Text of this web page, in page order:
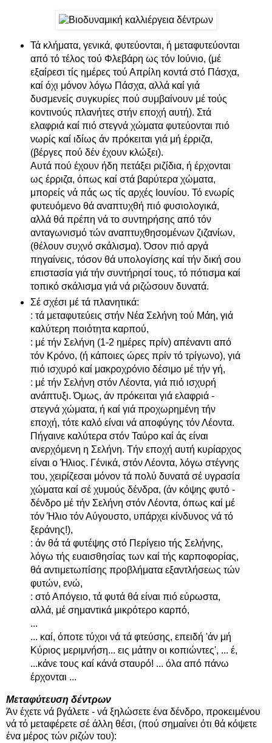
Τά κλήματα, γενικά, φυτεύονται, ή μεταφυτεύονται
από τό τέλος τού Φλεβάρη ως τόν Ιούνιο, (μέ
εξαίρεσι τίς ημέρες τού Απρίλη κοντά στό Πάσχα,
καί όχι μόνον λόγω Πάσχα, αλλά καί γιά
δυσμενείς συγκυρίες πού συμβαίνουν μέ τούς
κοντινούς πλανήτες στήν εποχή αυτή). Στά
ελαφριά καί πιό στεγνά χώματα φυτεύονται πιό
νωρίς καί ιδίως άν πρόκειται γιά μή έρριζα,
(βέργες πού δέν έχουν κλώξει).
Αυτά πού έχουν ήδη πετάξει ριζίδια, ή έρχονται
ως έρριζα, όπως καί στά βαρύτερα χώματα,
μπορείς νά πάς ως τίς αρχές Ιουνίου. Τό ενωρίς
φυτευόμενο θά αναπτυχθή πιό φυσιολογικά,
αλλά θά πρέπη νά το συντηρήσης από τόν
ανταγωνισμό τών αναπτυχθησομένων ζιζανίων,
(θέλουν συχνό σκάλισμα). Όσον πιό αργά
πηγαίνεις, τόσον θά υπολογίσης καί τήν δική σου
επιστασία γιά τήν συντήρησί τους, τό πότισμα καί
τοπικό σκάλισμα γιά νά ριζώσουν δυνατά.
Σέ σχέσι μέ τά πλανητικά:
: τά μεταφυτεύεις στήν Νέα Σελήνη τού Μάη, γιά
καλύτερη ποιότητα καρπού,
: μέ τήν Σελήνη (1-2 ημέρες πρίν) απέναντι από
τόν Κρόνο, (ή κάποιες ώρες πρίν τό τρίγωνο), γιά
πιό ισχυρό καί μακροχρόνιο δέσιμο μέ τήν γή,
: μέ τήν Σελήνη στόν Λέοντα, γιά πιό ισχυρή
ανάπτυξι. Όμως, άν πρόκειται γιά ελαφριά -
στεγνά χώματα, ή καί γιά προχωρημένη τήν
εποχή, τότε καλό είναι νά αποφύγης τόν Λέοντα.
Πήγαινε καλύτερα στόν Ταύρο καί άς είναι
ανερχόμενη η Σελήνη. Τήν εποχή αυτή κυρίαρχος
είναι ο Ήλιος. Γένικά, στόν Λέοντα, λόγω στέγνης
του, χειρίζεσαι μόνον τά πολύ δυνατά σέ υγρασία
χώματα καί σέ χυμούς δένδρα, (άν κόψης φυτό -
δένδρο μέ τήν Σελήνη στόν Λέοντα, όπως καί μέ
τόν Ήλιο τόν Αύγουστο, υπάρχει κίνδυνος νά τό
ξεράνης!),
: άν θά τά φυτέψης στό Περίγειο τής Σελήνης,
λόγω τής ευαισθησίας των καί τής καρποφορίας,
θά αντιμετωπίσης προβλήματα εξαντλήσεως τών
φυτών, ενώ,
: στό Απόγειο, τά φυτά θά είναι πιό εύρωστα,
αλλά, μέ σημαντικά μικρότερο καρπό,
...
... καί, όποτε τύχοι νά τά φτεύσης, επειδή 'άν μή
Κύριος μεριμνήση... εις μάτην οι κοπιώντες', ... έ,
...κάνε τους καί κάνά σταυρό! ... όλα από πάνω
έρχονται ...
Μεταφύτευση δέντρων
Άν έχετε νά βγάλετε - νά ξηλώσετε ένα δένδρο, προκειμένου
νά τό μεταφέρετε σέ άλλη θέσι, (πού σημαίνει ότι θά κόψετε
ένα μέρος τών ριζών του):